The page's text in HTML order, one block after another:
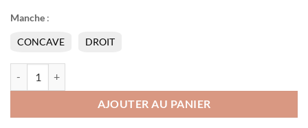
Manche :
CONCAVE DROIT
AJOUTER AU PANIER